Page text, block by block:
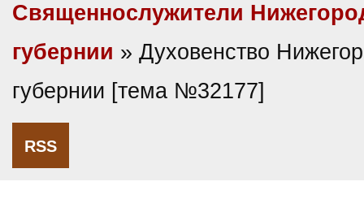
Священнослужители
губернии » Духовенство
губернии [тема №32177]
RSS